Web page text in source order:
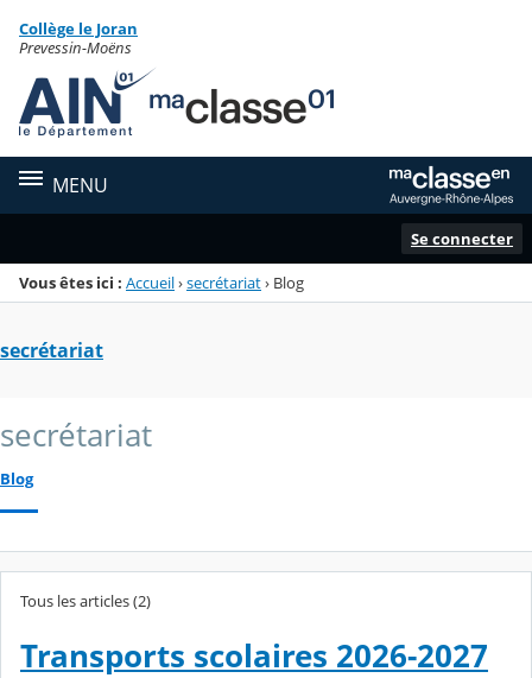
Menu de la rubrique
Contenu
Collège le Joran
Prevessin-Moëns
MENU
Se connecter
Vous êtes ici : Accueil›secrétariat› Blog
secrétariat
secrétariat
Blog
Tous les articles (2)
Transports scolaires 2026-2027